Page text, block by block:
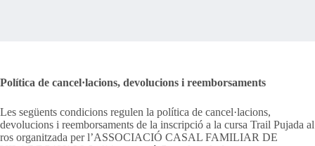
Política de cancel·lacions, devolucions i reemborsaments
Les següents condicions regulen la política de cancel·lacions,
devolucions i reemborsaments de la inscripció a la cursa Trail Pujada al
ros organitzada per l’ASSOCIACIÓ CASAL FAMILIAR DE